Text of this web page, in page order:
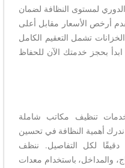
الدوري لمستوى النظافة لضمان
أرخص الأسعار مقابل أعلى
تشمل التعقيم الكامل
ابدأ بحجز خدمتك الآن للحفاظ
تنظيف مكاتب شاملة
أهمية النظافة في تحسين
دقيقًا لكل التفاصيل. ننظف
والمداخل، باستخدام معدات